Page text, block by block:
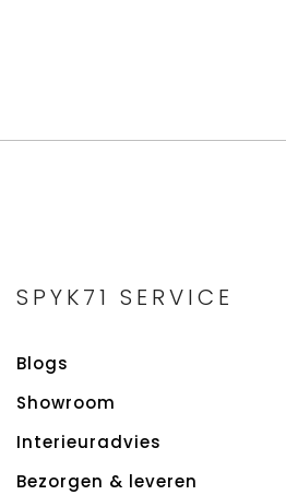
SPYK71 SERVICE
Blogs
Showroom
Interieuradvies
Bezorgen & leveren